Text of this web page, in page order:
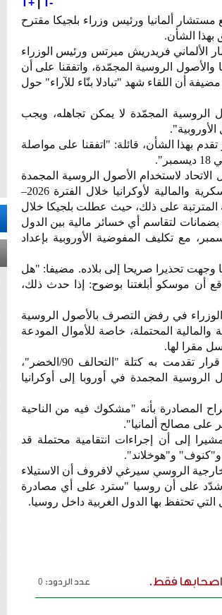
T+| T-
مستشار ألمانيا ورئيس وزراء بلجيكا مقترح
بهذا الشأن.
فريدريش ميرتس ورئيس الوزراء
الروسية المجمّدة، واتفقنا على أن
أن اللقاء شهد "تبادلا بنّاء للآراء" حول
الروسية المجمّدة لا يمكن تجاهله، ويجب
بهذا الشأن، قائلة: "اتفقنا على مواصلة
لاستخدام الأصول الروسية المجمدة
تحت ما يسمى بـ"قرض التعويضات"، لضمان تمويل الاحتياجات العسكرية والمالية لأوكرانيا خلال الفترة 2026–
المترتبة على ذلك، حيث عطلت بلجيكا خلال
مطالبة بضمانات لتقاسم أي خسائر مالية بين الدول
وبناء على ذلك، أجّل البت في الملف إلى قمة 18–19 ديسمبر، مع تكليف المفوضية الأوروبية بإعداد
تحذيرا صريحا إلى بلاده. مضيفا: "هل
أن موسكو أبلغتنا بوضوح: إذا حدث ذلك،
في رفض التصرف بالأصول الروسية
والمالية المحتملة، خاصة للأموال المودعة
مقرا لها.
وفي سياق متصل رفض البرلمان الألماني بأغلبية ساحقة مشروع قرار تقدمت به كتلة "التحالف 90/الخضر"،
المجمدة في أوروبا إلى أوكرانيا
المصادرة بأنه "مشكوك فيه من الناحية
على مصالح ألمانيا".
إلى أن إجراءات انتقامية محتملة قد
و"كنوف" و"هوخلاند".
الروسي سيرغي لافروف أن الاستيلاء
على أن روسيا "سترد على أي مصادرة
تحتفظ بها الدول الغربية داخل روسيا.
اصحابها فقط.
عدد الردود: 0